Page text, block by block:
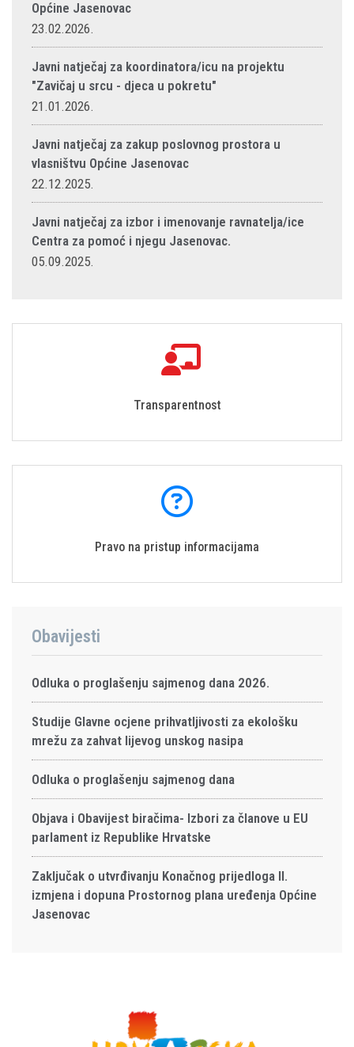
Općine Jasenovac
23.02.2026.
Javni natječaj za koordinatora/icu na projektu
"Zavičaj u srcu - djeca u pokretu"
21.01.2026.
Javni natječaj za zakup poslovnog prostora u
vlasništvu Općine Jasenovac
22.12.2025.
Javni natječaj za izbor i imenovanje ravnatelja/ice
Centra za pomoć i njegu Jasenovac.
05.09.2025.
Transparentnost
Pravo na pristup informacijama
Obavijesti
Odluka o proglašenju sajmenog dana 2026.
Studije Glavne ocjene prihvatljivosti za ekološku
mrežu za zahvat lijevog unskog nasipa
Odluka o proglašenju sajmenog dana
Objava i Obavijest biračima- Izbori za članove u EU
parlament iz Republike Hrvatske
Zaključak o utvrđivanju Konačnog prijedloga II.
izmjena i dopuna Prostornog plana uređenja Općine
Jasenovac